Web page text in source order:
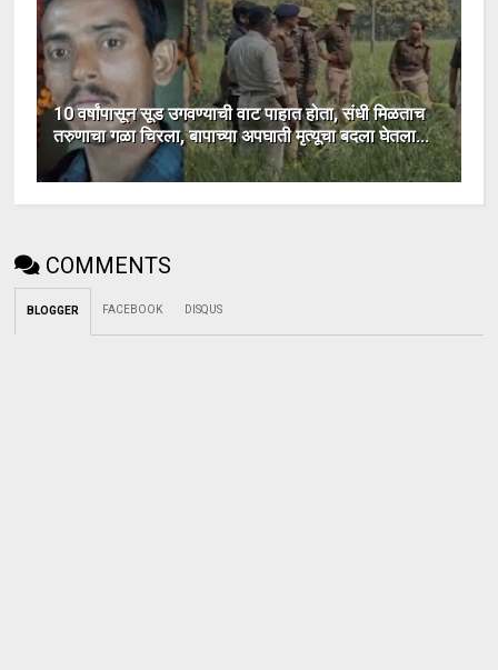
10 वर्षांपासून सूड उगवण्याची वाट पाहात होता, संधी मिळताच
तरुणाचा गळा चिरला, बापाच्या अपघाती मृत्यूचा बदला घेतला...
COMMENTS
BLOGGER FACEBOOK DISQUS